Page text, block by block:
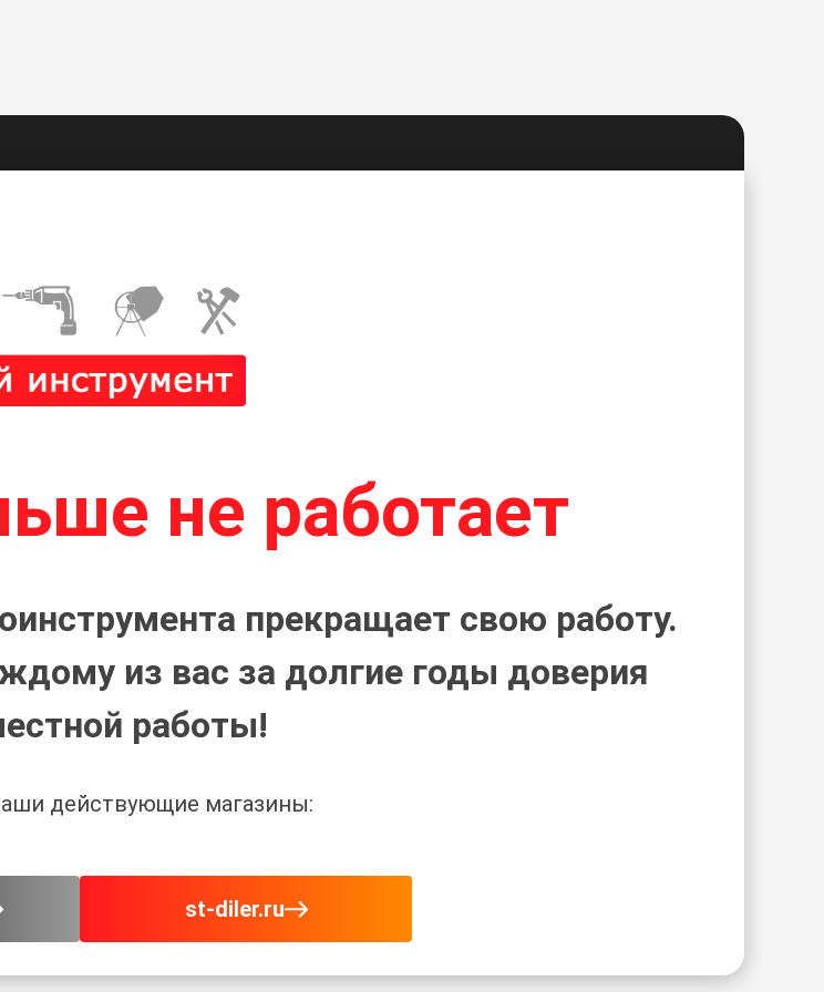
не работает
прекращает свою работу.
из вас за долгие годы доверия
работы!
действующие магазины:
st-diler.ru